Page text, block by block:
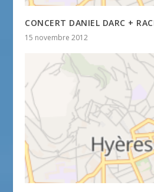
CONCERT DANIEL DARC +
15 novembre 2012